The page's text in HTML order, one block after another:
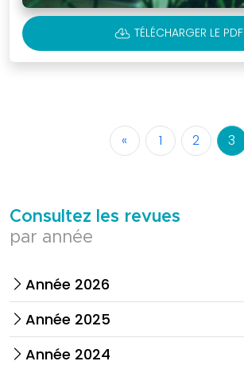
CLOUD_DOWNLOAD TÉLÉCHARGER LE PDF
« 1 2 3
Consultez les revues
par année
arrow_forward_ios Année 2026
arrow_forward_ios Année 2025
arrow_forward_ios Année 2024